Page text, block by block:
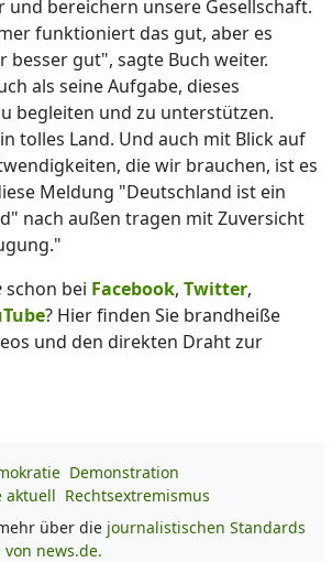
und bereichern unsere Gesellschaft.
funktioniert das gut, aber es
gut", sagte Buch weiter.
als seine Aufgabe, dieses
begleiten und zu unterstützen.
tolles Land. Und auch mit Blick auf
die wir brauchen, ist es
Meldung "Deutschland ist ein
nach außen tragen mit Zuversicht
schon bei Facebook, Twitter,
? Hier finden Sie brandheiße
und den direkten Draht zur
Demonstration
aktuell Rechtsextremismus
über die journalistischen Standards
von news.de.